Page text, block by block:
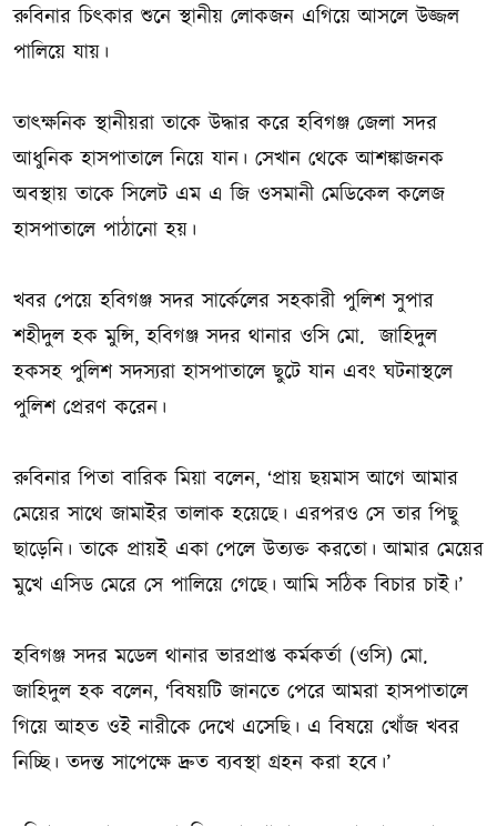
রুবিনার চিৎকার শুনে স্থানীয় লোকজন এগিয়ে আসলে উজ্জল
পালিয়ে যায়।
তাৎক্ষনিক স্থানীয়রা তাকে উদ্ধার করে হবিগঞ্জ জেলা সদর
আধুনিক হাসপাতালে নিয়ে যান। সেখান থেকে আশঙ্কাজনক
অবস্থায় তাকে সিলেট এম এ জি ওসমানী মেডিকেল কলেজ
হাসপাতালে পাঠানো হয়।
খবর পেয়ে হবিগঞ্জ সদর সার্কেলের সহকারী পুলিশ সুপার
শহীদুল হক মুন্সি, হবিগঞ্জ সদর থানার ওসি মো. জাহিদুল
হকসহ পুলিশ সদস্যরা হাসপাতালে ছুটে যান এবং ঘটনাস্থলে
পুলিশ প্রেরণ করেন।
রুবিনার পিতা বারিক মিয়া বলেন, ‘প্রায় ছয়মাস আগে আমার
মেয়ের সাথে জামাইর তালাক হয়েছে। এরপরও সে তার পিছু
ছাড়েনি। তাকে প্রায়ই একা পেলে উত্যক্ত করতো। আমার মেয়ের
মুখে এসিড মেরে সে পালিয়ে গেছে। আমি সঠিক বিচার চাই।’
হবিগঞ্জ সদর মডেল থানার ভারপ্রাপ্ত কর্মকর্তা (ওসি) মো.
জাহিদুল হক বলেন, ‘বিষয়টি জানতে পেরে আমরা হাসপাতালে
গিয়ে আহত ওই নারীকে দেখে এসেছি। এ বিষয়ে খোঁজ খবর
নিচ্ছি। তদন্ত সাপেক্ষে দ্রুত ব্যবস্থা গ্রহন করা হবে।’